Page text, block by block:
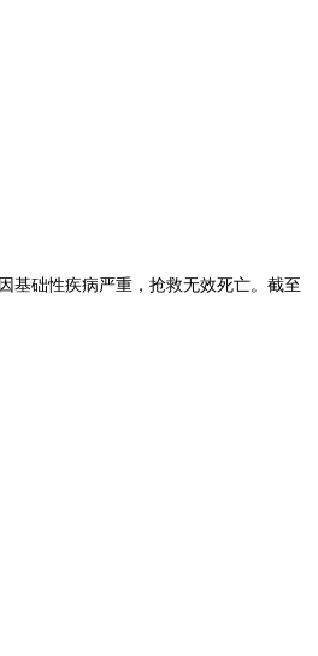
基础性疾病严重，抢救无效死亡。截至